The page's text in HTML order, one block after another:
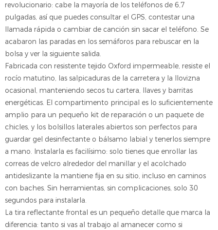
revolucionario: cabe la mayoría de los teléfonos de 6,7
pulgadas, así que puedes consultar el GPS, contestar una
llamada rápida o cambiar de canción sin sacar el teléfono. Se
acabaron las paradas en los semáforos para rebuscar en la
bolsa y ver la siguiente salida.
Fabricada con resistente tejido Oxford impermeable, resiste el
rocío matutino, las salpicaduras de la carretera y la llovizna
ocasional, manteniendo secos tu cartera, llaves y barritas
energéticas. El compartimento principal es lo suficientemente
amplio para un pequeño kit de reparación o un paquete de
chicles, y los bolsillos laterales abiertos son perfectos para
guardar gel desinfectante o bálsamo labial y tenerlos siempre
a mano. Instalarla es facilísimo: solo tienes que enrollar las
correas de velcro alrededor del manillar y el acolchado
antideslizante la mantiene fija en su sitio, incluso en caminos
con baches. Sin herramientas, sin complicaciones, solo 30
segundos para instalarla.
La tira reflectante frontal es un pequeño detalle que marca la
diferencia: tanto si vas al trabajo al amanecer como si